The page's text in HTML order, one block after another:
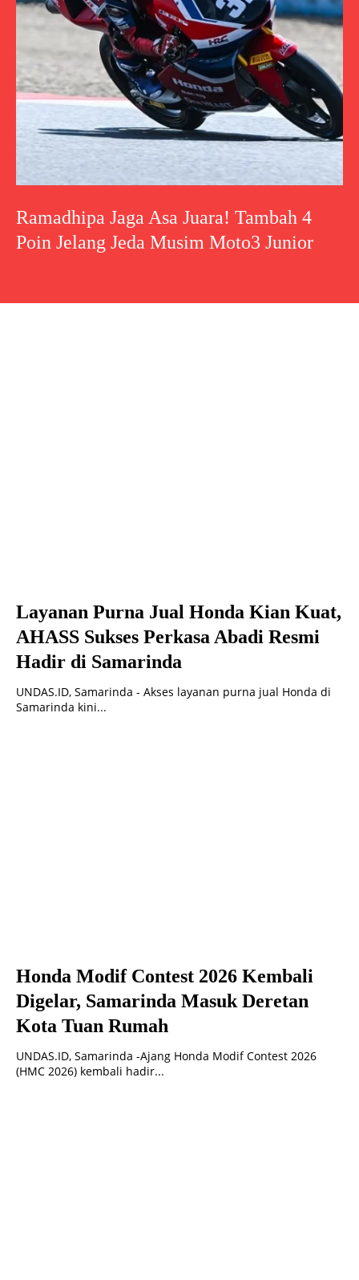
Ramadhipa Jaga Asa Juara! Tambah 4
Poin Jelang Jeda Musim Moto3 Junior
Layanan Purna Jual Honda Kian Kuat,
AHASS Sukses Perkasa Abadi Resmi
Hadir di Samarinda
UNDAS.ID, Samarinda - Akses layanan purna jual Honda di
Samarinda kini...
Honda Modif Contest 2026 Kembali
Digelar, Samarinda Masuk Deretan
Kota Tuan Rumah
UNDAS.ID, Samarinda -Ajang Honda Modif Contest 2026
(HMC 2026) kembali hadir...